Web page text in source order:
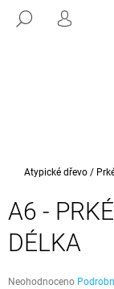
HLEDAT
Domů
Atypické dřevo /
A6 -
DÉLKA
Průměrné
Neohodnoceno
T
E
B
U
J